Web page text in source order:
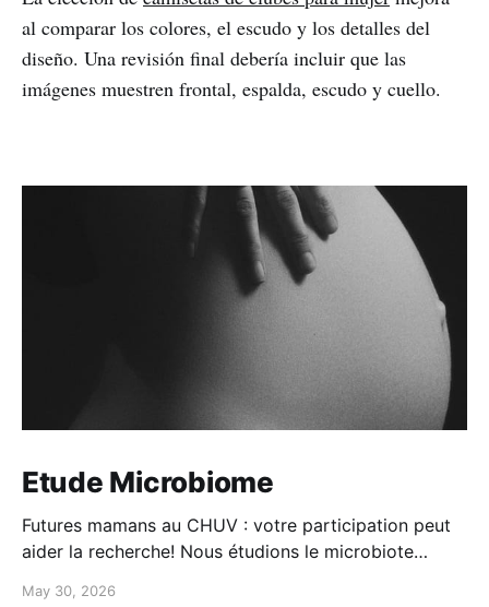
al comparar los colores, el escudo y los detalles del
diseño. Una revisión final debería incluir que las
imágenes muestren frontal, espalda, escudo y cuello.
Etude Microbiome
Futures mamans au CHUV : votre participation peut
aider la recherche! Nous étudions le microbiote
May 30, 2026